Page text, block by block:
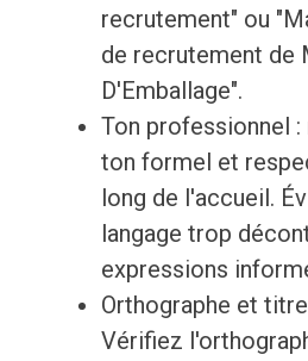
recrutement" ou
de recrutement de
D'Emballage".
Ton professionnel :
ton formel et
long de l'accueil.
langage trop
expressions
Orthographe et
Vérifiez